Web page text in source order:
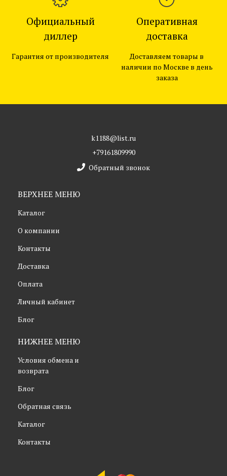
Официальный
диллер
Гарантия от производителя
Оперативная
доставка
Доставляем товары в
наличии по Москве в день
заказа
k1188@list.ru
+79161809990
Обратный звонок
ВЕРХНЕЕ МЕНЮ
Каталог
О компании
Контакты
Доставка
Оплата
Личный кабинет
Блог
НИЖНЕЕ МЕНЮ
Условия обмена и
возврата
Блог
Обратная связь
Каталог
Контакты